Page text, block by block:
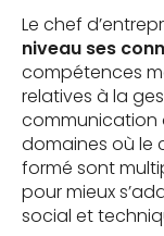
Le chef
niveau ses
compétences
relatives à la
communication
domaines où le
formé sont
pour mieux
social et